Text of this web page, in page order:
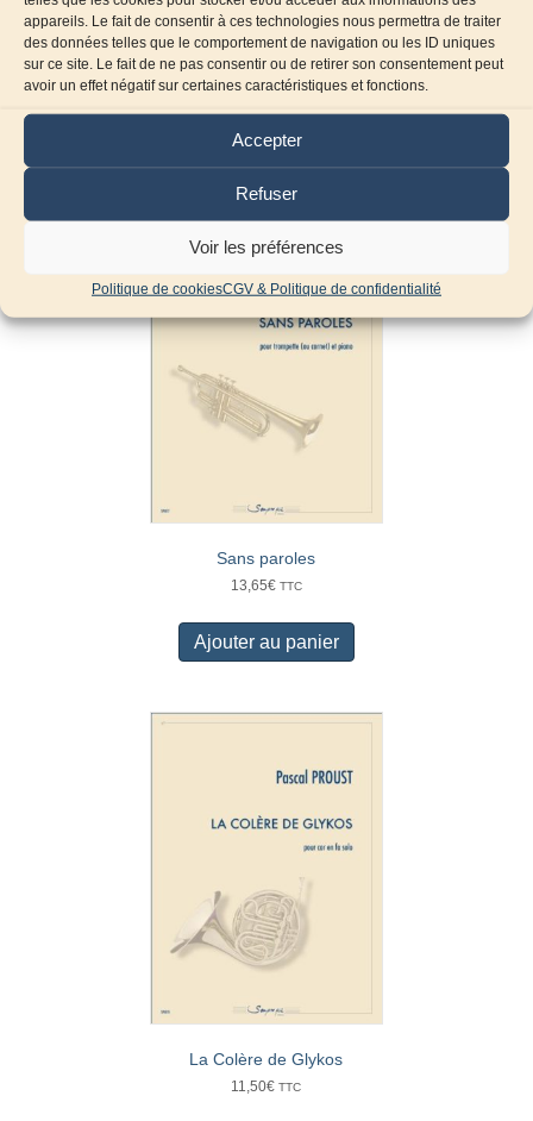
appareils. Le fait de consentir à ces technologies nous permettra de traiter
des données telles que le comportement de navigation ou les ID uniques
sur ce site. Le fait de ne pas consentir ou de retirer son consentement peut
avoir un effet négatif sur certaines caractéristiques et fonctions.
Accepter
Refuser
Voir les préférences
Politique de cookiesCGV & Politique de confidentialité
Produits similaires
Sans paroles
13,65€ TTC
Ajouter au panier
La Colère de Glykos
11,50€ TTC